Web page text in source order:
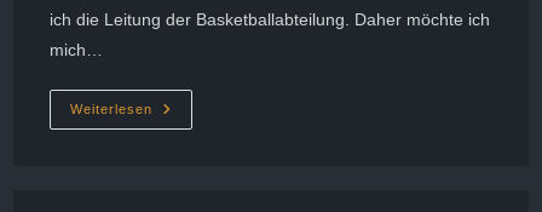
ich die Leitung der Basketballabteilung. Daher möchte ich
mich…
Weiterlesen
Basketball
White